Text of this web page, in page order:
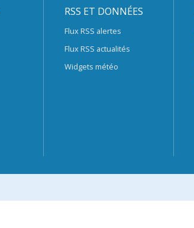
RSS ET DONNÉES
Flux RSS alertes
Flux RSS actualités
Widgets météo